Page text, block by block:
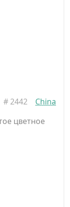
# 2442
China
цветное